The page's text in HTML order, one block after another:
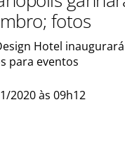
fotos
Hotel
para eventos
2020 às 09h12